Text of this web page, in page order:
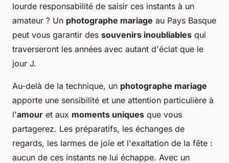
lourde responsabilité de saisir ces instants à un
amateur ? Un photographe mariage au Pays Basque
peut vous garantir des souvenirs inoubliables qui
traverseront les années avec autant d'éclat que le
jour J.
Au-delà de la technique, un photographe mariage
apporte une sensibilité et une attention particulière à
l'amour et aux moments uniques que vous
partagerez. Les préparatifs, les échanges de
regards, les larmes de joie et l'exaltation de la fête :
aucun de ces instants ne lui échappe. Avec un